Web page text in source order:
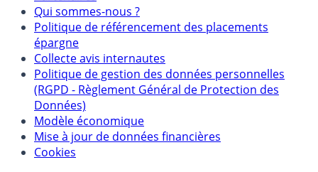
Mentions légales et Conditions d’utilisation
Partenaires
Qui sommes-nous ?
Politique de référencement des placements
épargne
Collecte avis internautes
Politique de gestion des données personnelles
(RGPD - Règlement Général de Protection des
Données)
Modèle économique